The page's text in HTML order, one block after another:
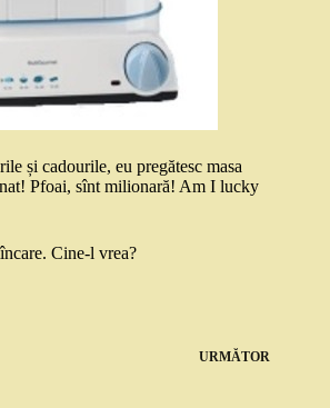
și cadourile, eu pregătesc masa
Pfoai, sînt milionară! Am I lucky
Cine-l vrea?
URMĂTOR